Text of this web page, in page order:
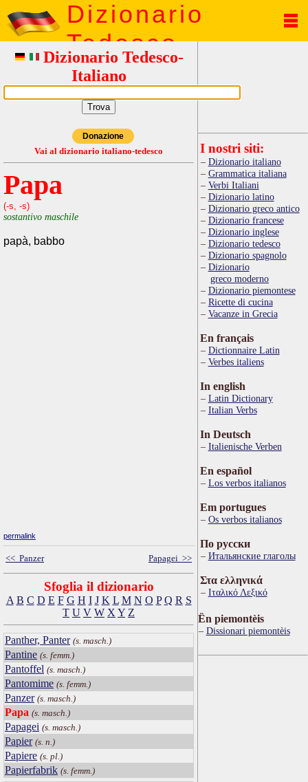
Dizionario
Tedesco
Dizionario Tedesco-
Italiano
Donazione
Vai al dizionario italiano-tedesco
Papa
(-s, -s)
sostantivo maschile
papà, babbo
permalink
<< Panzer Papagei >>
Sfoglia il dizionario
A B C D E F G H I J K L M N O P Q R S
T U V W X Y Z
Panther, Panter (s. masch.)
Pantine (s. femm.)
Pantoffel (s. masch.)
Pantomime (s. femm.)
Panzer (s. masch.)
Papa (s. masch.)
Papagei (s. masch.)
Papier (s. n.)
Papiere (s. pl.)
Papierfabrik (s. femm.)
I nostri siti:
Dizionario italiano
Grammatica italiana
Verbi Italiani
Dizionario latino
Dizionario greco antico
Dizionario francese
Dizionario inglese
Dizionario tedesco
Dizionario spagnolo
Dizionario
greco moderno
Dizionario piemontese
Ricette di cucina
Vacanze in Grecia
En français
Dictionnaire Latin
Verbes italiens
In english
Latin Dictionary
Italian Verbs
In Deutsch
Italienische Verben
En español
Los verbos italianos
Em portugues
Os verbos italianos
По русски
Итальянские глаголы
Στα ελληνικά
Ιταλικό Λεξικό
Ën piemontèis
Dissionari piemontèis